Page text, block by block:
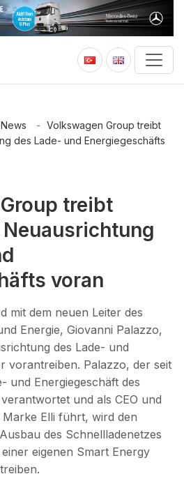
- Volkswagen Group treibt
des Lade- und Energiegeschäfts
treibt
voran
mit dem neuen Leiter des
Energie, Giovanni Palazzo,
des Lade- und
vorantreiben. Palazzo, der seit
und Energiegeschäft des
und als CEO und
Elli führt, wird den
des Schnellladenetzes
eigenen Smart Energy